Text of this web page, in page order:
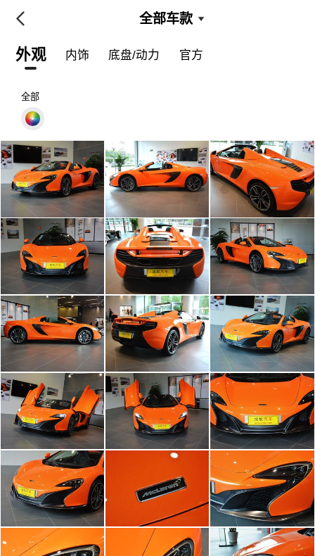
全部车款
外观 内饰 底盘/动力 官方
全部